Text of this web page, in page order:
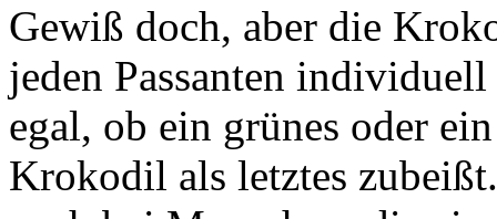
Gewiß doch, aber die
jeden Passanten
egal, ob ein grünes oder
Krokodil als letztes